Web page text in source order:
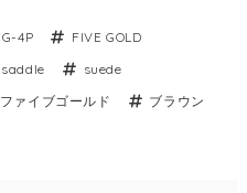
4P
FIVE GOLD
saddle
suede
ファイブゴールド
ブラウン